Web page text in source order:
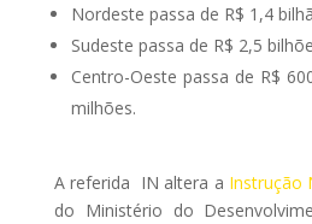
Nordeste passa de R$ 1,4
Sudeste passa de R$ 2,5
Centro-Oeste passa de R$
milhões.
A referida IN altera a Instrução
do Ministério do